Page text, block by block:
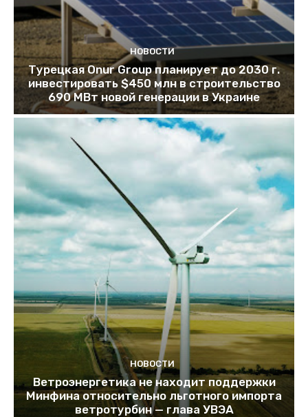
НОВОСТИ
Турецкая Onur Group планирует до 2030 г.
инвестировать $450 млн в строительство
690 МВт новой генерации в Украине
НОВОСТИ
Ветроэнергетика не находит поддержки
Минфина относительно льготного импорта
ветротурбин — глава УВЭА